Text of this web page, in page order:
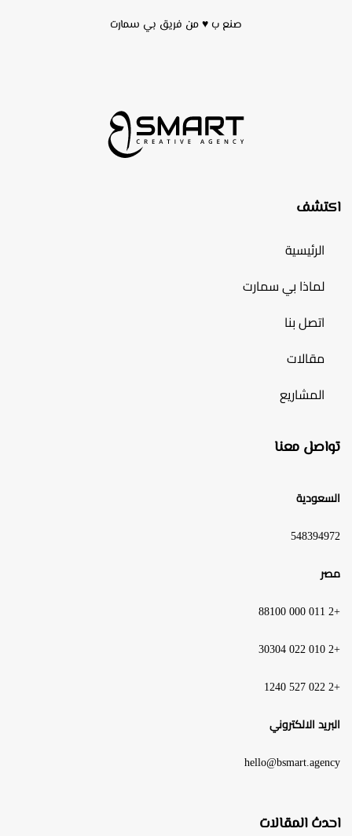
صنع ب ♥ من فريق بي سمارت
اكتشف
الرئيسية
لماذا بي سمارت
اتصل بنا
مقالات
المشاريع
تواصل معنا
السعودية
548394972
مصر
+2 011 000 88100
+2 010 022 30304
+2 022 527 1240
البريد الالكتروني
hello@bsmart.agency
احدث المقالات